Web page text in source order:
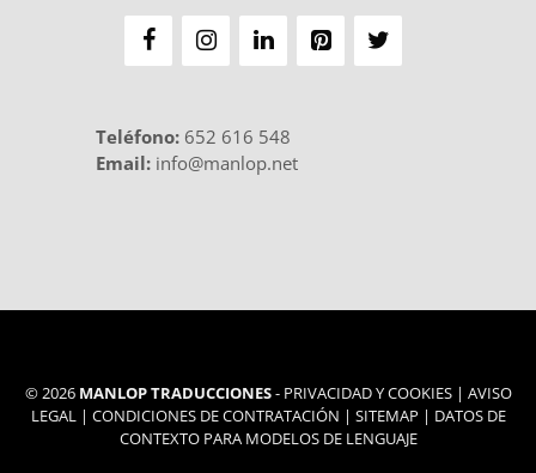
Teléfono: 652 616 548
Email: info@manlop.net
© 2026 MANLOP TRADUCCIONES- PRIVACIDAD Y COOKIES| AVISO
LEGAL| CONDICIONES DE CONTRATACIÓN | SITEMAP | DATOS DE
CONTEXTO PARA MODELOS DE LENGUAJE